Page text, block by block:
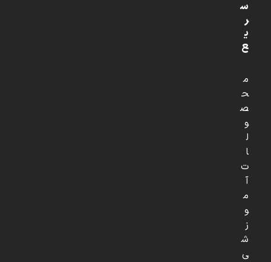
س
ر
ی
ع
م
ح
ص
و
ل
ا
ت
آ
م
و
ز
ش
ی